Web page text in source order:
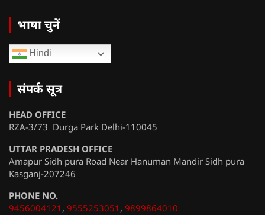
भाषा चुनें
Hindi
संपर्क सूत्र
HEAD OFFICE
RZA-3/73 Durga Park Delhi-110045
UTTAR PRADESH OFFICE
Amapur Sidh pura Road Near Hanuman Mandir Sidh pura
Kasganj-207246
PHONE NO.
9456004121 , 9555253051 , 9899864010